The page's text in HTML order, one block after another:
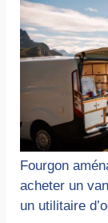
Fourgon
acheter un
un utilitaire